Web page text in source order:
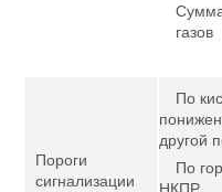
газов
Пороги
сигнализации
По
другой
По
НКПР.